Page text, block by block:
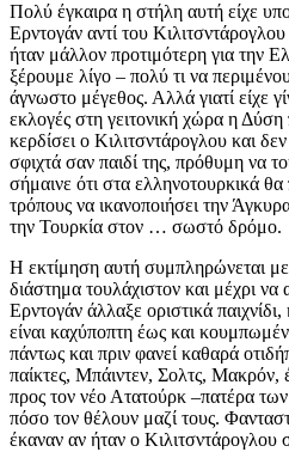
Πολύ έγκαιρα η στήλη αυτή είχε
Ερντογάν αντί του
ήταν μάλλον προτιμότερη για την
ξέρουμε λίγο – πολύ τι να
άγνωστο μέγεθος. Αλλά γιατί είχε
εκλογές στη γειτονική χώρα η Δύση
κερδίσει ο Κιλιτσντάρογλου και
σφιχτά σαν παιδί της, πρόθυμη να
σήμαινε ότι στα ελληνοτουρκικά
τρόπους να ικανοποιήσει την
την Τουρκία στον … σωστό δρόμο.
Η εκτίμηση αυτή συμπληρώνεται με
διάστημα τουλάχιστον και μέχρι να
Ερντογάν άλλαξε οριστικά
είναι καχύποπτη έως και
πάντως και πριν φανεί καθαρά
παίκτες, Μπάιντεν, Σολτς, Μακρόν,
προς τον νέο Ατατούρκ –πατέρα
πόσο τον θέλουν μαζί τους.
έκαναν αν ήταν ο Κιλιτσντάρογλου